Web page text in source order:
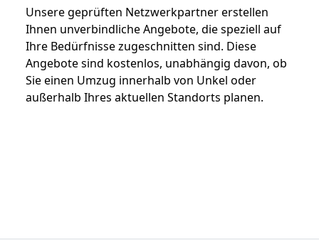
Unsere geprüften Netzwerkpartner erstellen
Ihnen unverbindliche Angebote, die speziell auf
Ihre Bedürfnisse zugeschnitten sind. Diese
Angebote sind kostenlos, unabhängig davon, ob
Sie einen Umzug innerhalb von Unkel oder
außerhalb Ihres aktuellen Standorts planen.